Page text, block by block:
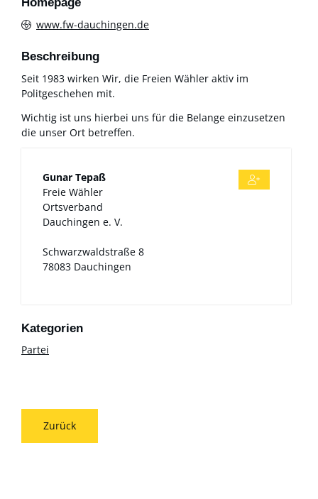
www.fw-dauchingen.de
Gunar Tepaß
Freie Wähler
Ortsverband
Dauchingen e. V.
Schwarzwaldstraße 8
78083 Dauchingen
Beschreibung
Seit 1983 wirken Wir, die Freien Wähler aktiv im
Politgeschehen mit.
Wichtig ist uns hierbei uns für die Belange einzusetzen
die unser Ort betreffen.
Partei
Zurück